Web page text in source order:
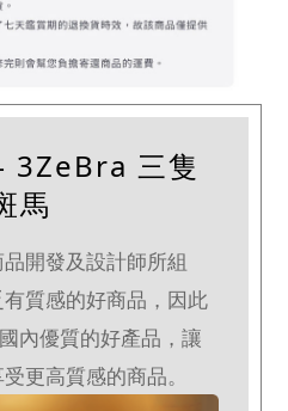
3ZeBra 三隻
馬
開發及設計師所組
質感的好商品，因此
內優質的好產品，讓
更高質感的商品。